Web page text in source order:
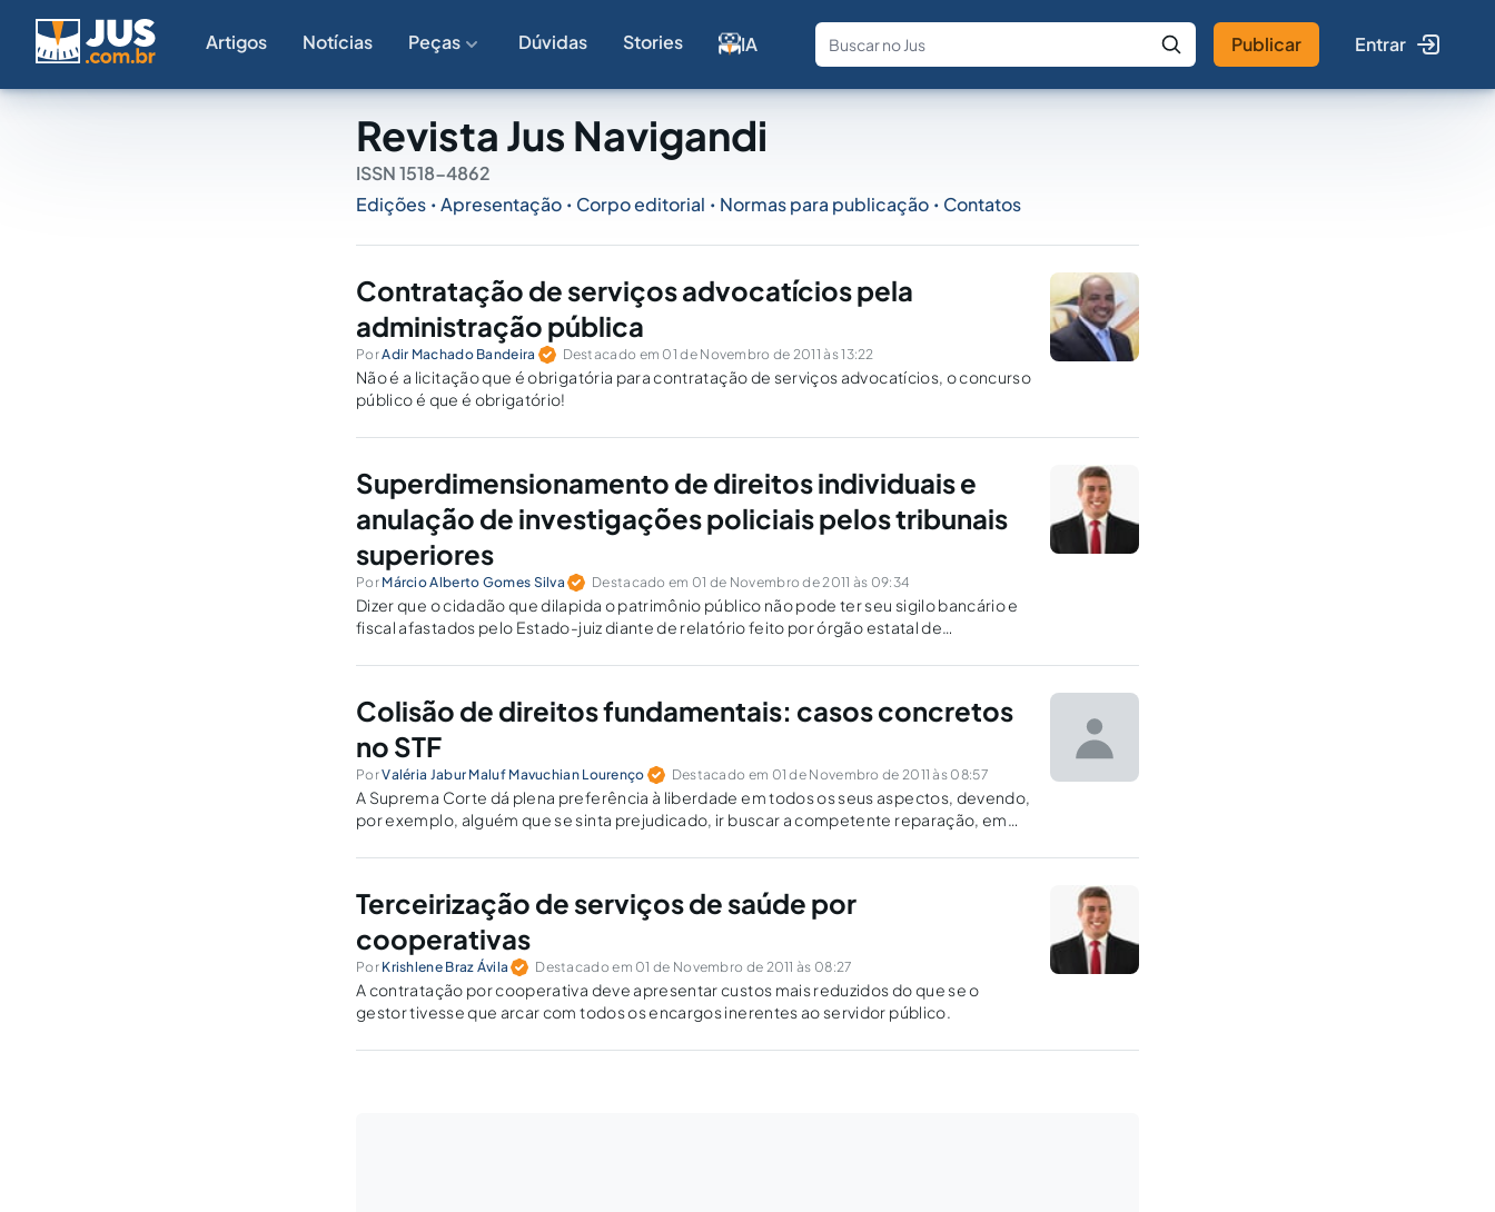
Artigos Notícias Peças Dúvidas Stories IA
Fale com a IA Buscar no Jus
Publicar Entrar
Revista Jus Navigandi
ISSN 1518-4862
Edições • Apresentação • Corpo editorial • Normas para publicação • Contatos
Contratação de serviços advocatícios pela
administração pública
PorAdir Machado Bandeira Destacado em 01 de Novembro de 2011 às 13:22
Não é a licitação que é obrigatória para contratação de serviços advocatícios, o concurso
público é que é obrigatório!
Superdimensionamento de direitos individuais e
anulação de investigações policiais pelos tribunais
superiores
Por Márcio Alberto Gomes Silva Destacado em 01 de Novembro de 2011 às 09:34
Dizer que o cidadão que dilapida o patrimônio público não pode ter seu sigilo bancário e
fiscal afastados pelo Estado-juiz diante de relatório feito por órgão estatal de
organizada.
Colisão de direitos fundamentais: casos concretos
no STF
PorValéria Jabur Maluf Mavuchian Lourenço Destacado em 01 de Novembro de 2011 às 08:57
A Suprema Corte dá plena preferência à liberdade em todos os seus aspectos, devendo,
por exemplo, alguém que se sinta prejudicado, ir buscar a competente reparação, em
Terceirização de serviços de saúde por
cooperativas
Por Krishlene Braz Ávila Destacado em 01 de Novembro de 2011 às 08:27
A contratação por cooperativa deve apresentar custos mais reduzidos do que se o
gestor tivesse que arcar com todos os encargos inerentes ao servidor público.